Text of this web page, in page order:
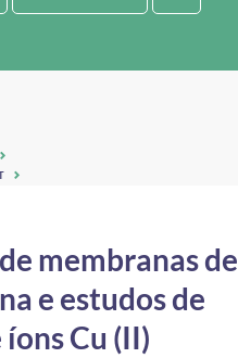
Humanos
membranas de
e estudos de
Cu (II)